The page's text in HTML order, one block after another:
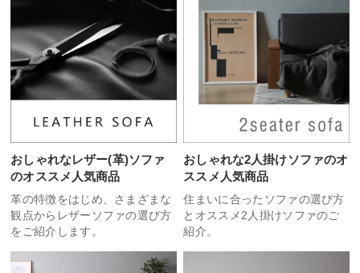
おしゃれなレザー(革)ソファ
のオススメ人気商品
革の特徴をはじめ、さまざまな
観点からレザーソファの選び方
をご紹介します。
おしゃれな2人掛けソファのオ
ススメ人気商品
住まいに合ったソファの選び方
とオススメ2人掛けソファのご
紹介。